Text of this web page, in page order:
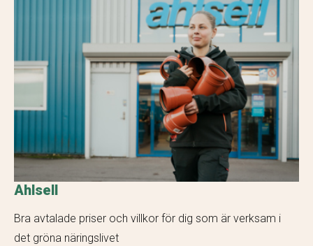
Ahlsell
Bra avtalade priser och villkor för dig som är verksam i
det gröna näringslivet